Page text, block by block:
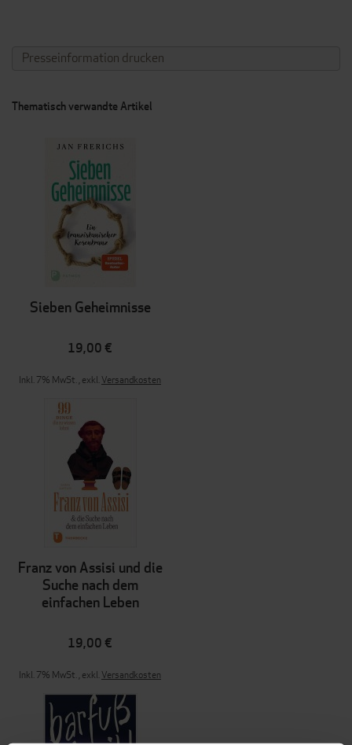
Presseinformation drucken
Thematisch verwandte Artikel
Sieben Geheimnisse
19,00 €
Inkl. 7% MwSt.,exkl.Versandkosten
Franz von Assisi und die
Suche nach dem
einfachen Leben
19,00 €
Inkl. 7% MwSt.,exkl.Versandkosten